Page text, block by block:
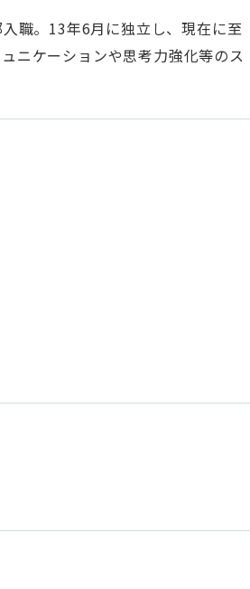
職。13年6月に独立し、現在に至
ニケーションや思考力強化等のス